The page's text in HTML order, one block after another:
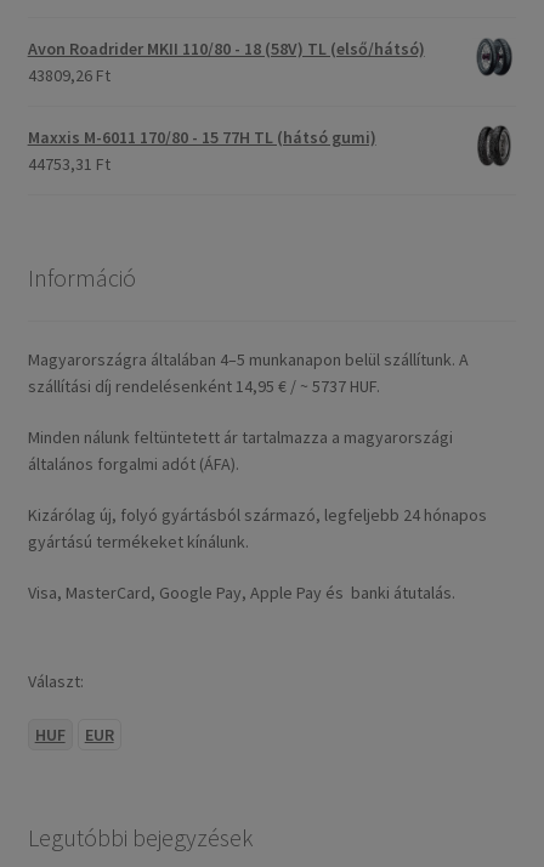
Avon Roadrider MKII 110/80 - 18 (58V) TL (első/hátsó)
43809,26 Ft
Maxxis M-6011 170/80 - 15 77H TL (hátsó gumi)
44753,31 Ft
Információ
Magyarországra általában 4–5 munkanapon belül szállítunk. A
szállítási díj rendelésenként 14,95 € / ~ 5737 HUF.
Minden nálunk feltüntetett ár tartalmazza a magyarországi
általános forgalmi adót (ÁFA).
Kizárólag új, folyó gyártásból származó, legfeljebb 24 hónapos
gyártású termékeket kínálunk.
Visa, MasterCard, Google Pay, Apple Pay és banki átutalás.
Választ:
HUF EUR
Legutóbbi bejegyzések